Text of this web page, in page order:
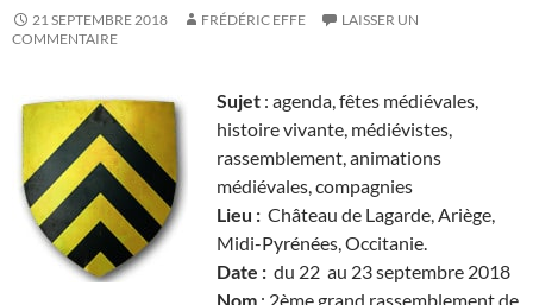
21 SEPTEMBRE 2018 FRÉDÉRIC EFFE
LAISSER UN
COMMENTAIRE
Sujet : agenda, fêtes médiévales,
histoire vivante, médiévistes,
rassemblement, animations
médiévales, compagnies
Lieu : Château de Lagarde, Ariège,
Midi-Pyrénées, Occitanie.
Date : du 22 au 23 septembre 2018
Nom : 2ème grand rassemblement de